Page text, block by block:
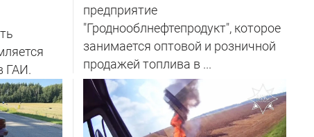
ГАИ.
предприятие
"Гроднооблнефтепродукт", которое
занимается оптовой и розничной
продажей топлива в ...